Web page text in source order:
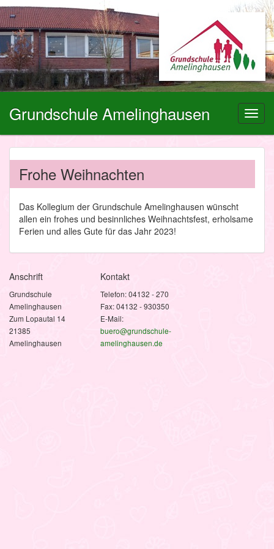
Grundschule Amelinghausen
Frohe Weihnachten
Das Kollegium der Grundschule Amelinghausen wünscht
allen ein frohes und besinnliches Weihnachtsfest, erholsame
Ferien und alles Gute für das Jahr 2023!
Anschrift
Grundschule
Amelinghausen
Zum Lopautal 14
21385
Amelinghausen
Kontakt
Telefon: 04132 - 270
Fax: 04132 - 930350
E-Mail:
buero@grundschule-
amelinghausen.de